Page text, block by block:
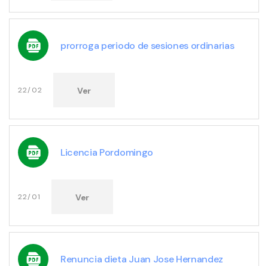
prorroga periodo de sesiones ordinarias
22/02 Ver
Licencia Pordomingo
22/01 Ver
Renuncia dieta Juan Jose Hernandez